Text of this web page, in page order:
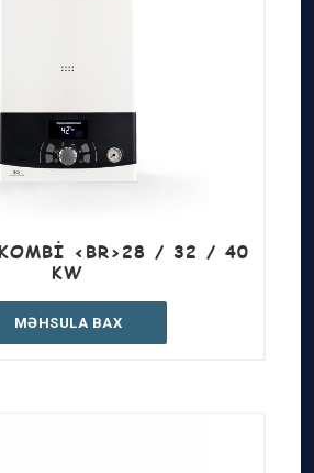
<BR>28 / 32 / 40
KW
MƏHSULA BAX